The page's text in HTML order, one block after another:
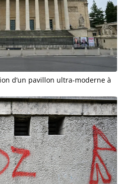
d’un pavillon ultra-moderne à